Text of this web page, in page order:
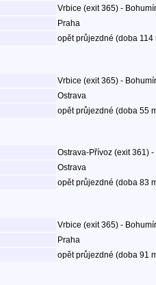
Vrbice (exit 365) -
Praha
opět průjezdné (doba 114
Vrbice (exit 365) -
Ostrava
opět průjezdné (doba 55
Ostrava-Přívoz (exit 361)
Ostrava
opět průjezdné (doba 83
Vrbice (exit 365) -
Praha
opět průjezdné (doba 91